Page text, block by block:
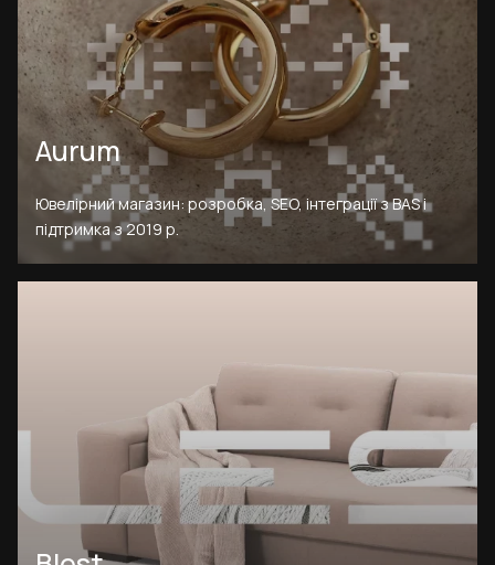
Aurum
Ювелірний магазин: розробка, SEO, інтеграції з BAS і
підтримка з 2019 р.